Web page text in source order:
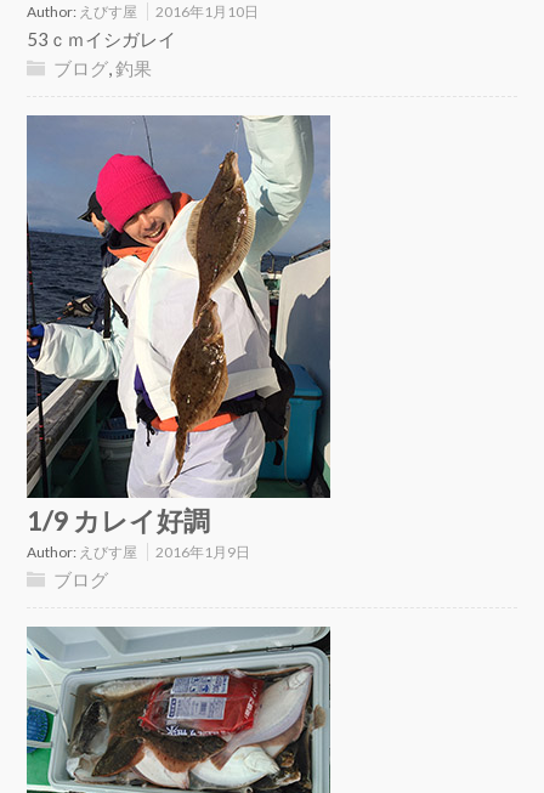
Author: えびす屋 2016年1月10日
53ｃｍイシガレイ
ブログ,釣果
1/9 カレイ好調
Author: えびす屋 2016年1月9日
ブログ